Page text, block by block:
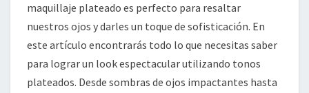
maquillaje plateado es perfecto para resaltar
nuestros ojos y darles un toque de sofisticación. En
este artículo encontrarás todo lo que necesitas saber
para lograr un look espectacular utilizando tonos
plateados. Desde sombras de ojos impactantes hasta